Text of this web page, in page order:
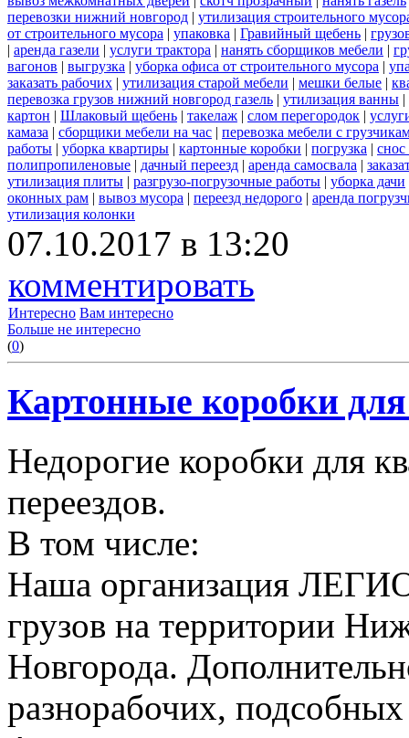
перевозки нижний новгород | утилизация строительного
от строительного мусора | упаковка | Гравийный щебень |
| аренда газели | услуги трактора | нанять сборщиков мебели |
вагонов | выгрузка | уборка офиса от строительного мусора |
заказать рабочих | утилизация старой мебели | мешки белые |
перевозка грузов нижний новгород газель | утилизация ванны |
картон | Шлаковый щебень | такелаж | слом перегородок |
камаза | сборщики мебели на час | перевозка мебели с
работы | уборка квартиры | картонные коробки | погрузка | снос
полипропиленовые | дачный переезд | аренда самосвала |
утилизация плиты | разгрузо-погрузочные работы | уборка дачи
оконных рам | вывоз мусора | переезд недорого | аренда
утилизация колонки
07.10.2017 в 13:20
комментировать
Интересно Вам интересно
Больше не интересно
(0)
Картонные коробки для
Недорогие коробки для
переездов.
В том числе:
Наша организация
грузов на территории
Новгорода.
разнорабочих,